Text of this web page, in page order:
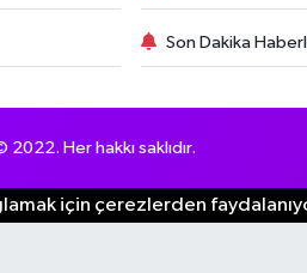
Son Dakika
Her hakkı saklıdır.
için çerezlerden